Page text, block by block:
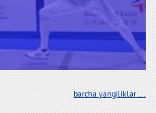
barcha yangiliklar ...